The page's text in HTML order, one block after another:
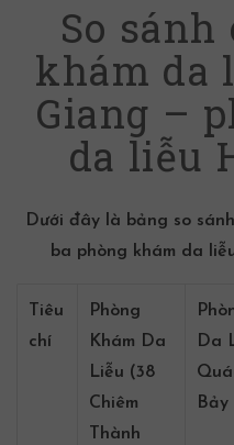
So sánh
khám da
Giang –
da liễu
Dưới đây là bảng so
ba phòng khám da
Tiêu
chí
Phòng
Khám Da
Liễu (38
Chiêm
Thành
Da
Bảy